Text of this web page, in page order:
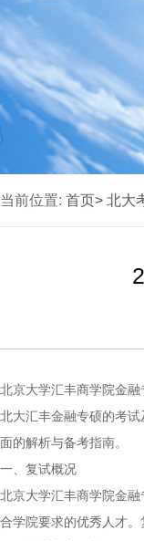
当前位置: 首页> 北大
北京大学汇丰商学院金
北大汇丰金融专硕的考
面的解析与备考指南。
一、复试概况
北京大学汇丰商学院金
合学院要求的优秀人才